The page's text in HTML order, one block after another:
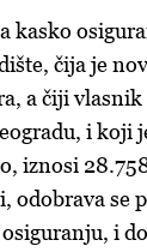
kasko
čija je
a čiji vlasnik
i koji
iznosi
odobrava se
i